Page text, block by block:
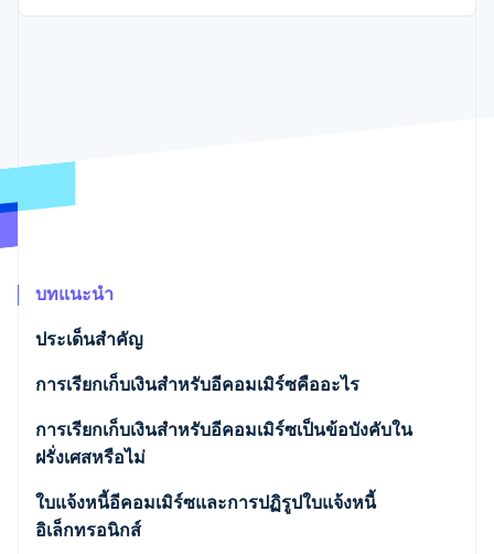
Radar
Atlas
การขจัดคาร์บอน
Stripe Sessions 2026
ดูว่า Stripe กำลังสร้างโครงสร้างพื้นฐานระบบเศรษฐกิจสำหรับ
AI อย่างไร
สื่อและความบันเทิง
บล็อกของนักพัฒนา
บทแนะนำ
ประเด็นสำคัญ
การเรียกเก็บเงินสำหรับอีคอมเมิร์ซคืออะไร
การเรียกเก็บเงินสำหรับอีคอมเมิร์ซเป็นข้อบังคับใน
ฝรั่งเศสหรือไม่
ข้อกำหนดการเรียกเก็บเงินสำหรับอีคอมเมิร์ซแบบ B2B
ใบแจ้งหนี้อีคอมเมิร์ซและการปฏิรูปใบแจ้งหนี้
อิเล็กทรอนิกส์